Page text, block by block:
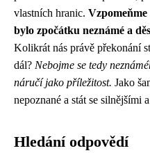
vlastních hranic.
bylo zpočátku neznámé a
Kolikrát nás právě překonání
dál? Nebojme se tedy
náručí jako příležitost. Jako
nepoznané a stát se silnějšími
Hledání odpovědí